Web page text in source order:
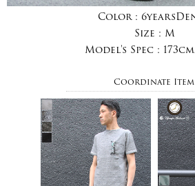
Color :
Size : M
Model's Spec :
Coordinate Item